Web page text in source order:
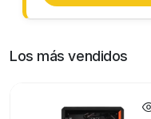
Los más vendidos